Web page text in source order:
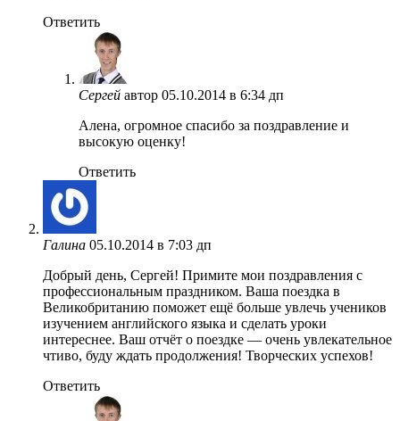
Ответить
Сергей автор 05.10.2014 в 6:34 дп
Алена, огромное спасибо за поздравление и
высокую оценку!
Ответить
Галина 05.10.2014 в 7:03 дп
Добрый день, Сергей! Примите мои поздравления с
профессиональным праздником. Ваша поездка в
Великобританию поможет ещё больше увлечь учеников
изучением английского языка и сделать уроки
интереснее. Ваш отчёт о поездке — очень увлекательное
чтиво, буду ждать продолжения! Творческих успехов!
Ответить